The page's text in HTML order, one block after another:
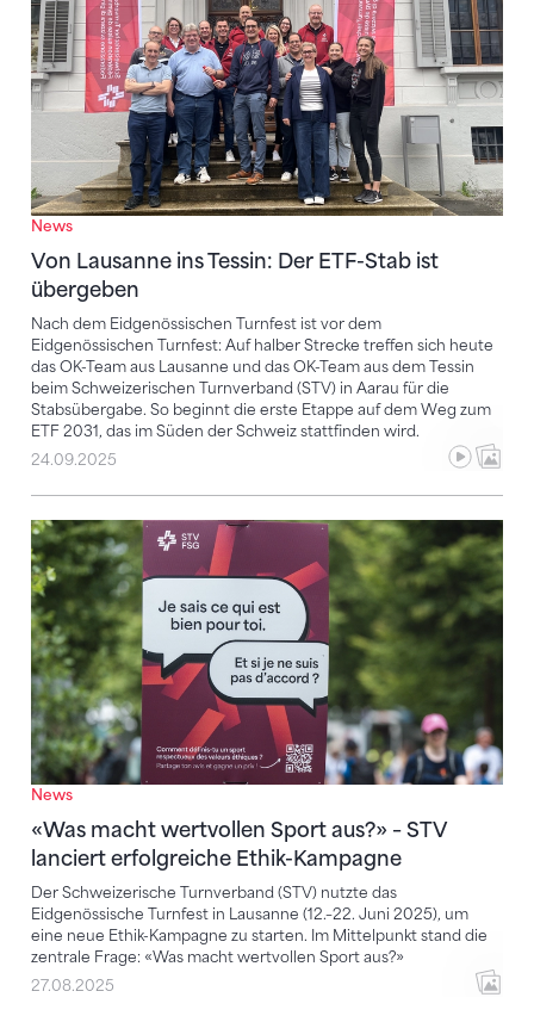
News
Von Lausanne ins Tessin: Der ETF-Stab ist
übergeben
Nach dem Eidgenössischen Turnfest ist vor dem
Eidgenössischen Turnfest: Auf halber Strecke treffen sich heute
das OK-Team aus Lausanne und das OK-Team aus dem Tessin
beim Schweizerischen Turnverband (STV) in Aarau für die
Stabsübergabe. So beginnt die erste Etappe auf dem Weg zum
ETF 2031, das im Süden der Schweiz stattfinden wird.
24.09.2025
News
«Was macht wertvollen Sport aus?» – STV
lanciert erfolgreiche Ethik-Kampagne
Der Schweizerische Turnverband (STV) nutzte das
Eidgenössische Turnfest in Lausanne (12.–22. Juni 2025), um
eine neue Ethik-Kampagne zu starten. Im Mittelpunkt stand die
zentrale Frage: «Was macht wertvollen Sport aus?»
«Was macht wertvollen Sport aus?» – STV lanciert
27.08.2025